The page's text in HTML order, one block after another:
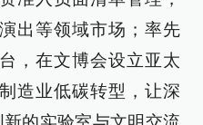
出等领域市场；率先
，在文博会设立亚太
造业低碳转型，让深